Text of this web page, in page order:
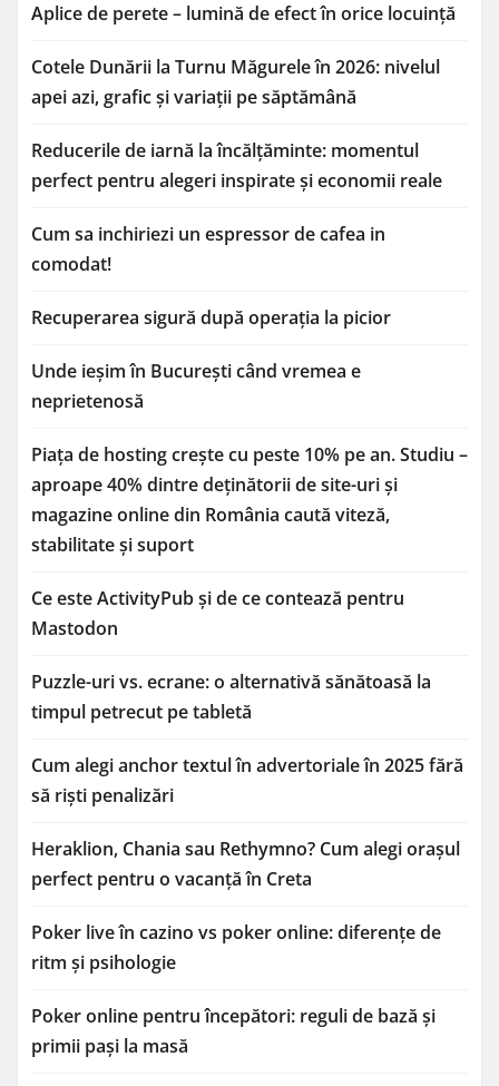
Aplice de perete – lumină de efect în orice locuință
Cotele Dunării la Turnu Măgurele în 2026: nivelul
apei azi, grafic și variații pe săptămână
Reducerile de iarnă la încălțăminte: momentul
perfect pentru alegeri inspirate și economii reale
Cum sa inchiriezi un espressor de cafea in
comodat!
Recuperarea sigură după operația la picior
Unde ieșim în București când vremea e
neprietenosă
Piața de hosting crește cu peste 10% pe an. Studiu –
aproape 40% dintre deținătorii de site-uri și
magazine online din România caută viteză,
stabilitate și suport
Ce este ActivityPub și de ce contează pentru
Mastodon
Puzzle-uri vs. ecrane: o alternativă sănătoasă la
timpul petrecut pe tabletă
Cum alegi anchor textul în advertoriale în 2025 fără
să riști penalizări
Heraklion, Chania sau Rethymno? Cum alegi orașul
perfect pentru o vacanță în Creta
Poker live în cazino vs poker online: diferențe de
ritm și psihologie
Poker online pentru începători: reguli de bază și
primii pași la masă